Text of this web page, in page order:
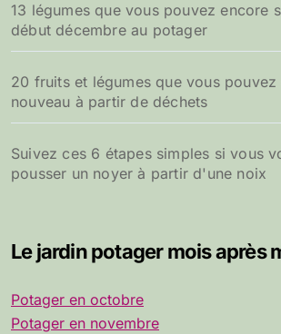
13 légumes que vous pouvez encore
début décembre au potager
20 fruits et légumes que vous pouvez
nouveau à partir de déchets
Suivez ces 6 étapes simples si vous
pousser un noyer à partir d'une noix
Le jardin potager mois après
Potager en octobre
Potager en novembre